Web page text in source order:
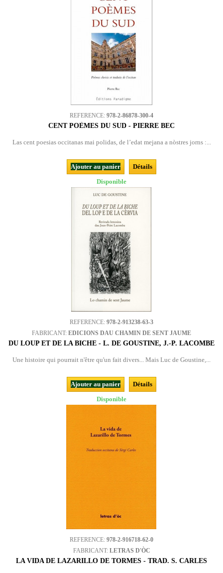
REFERENCE: 978-2-86878-300-4
CENT POÈMES DU SUD - PIERRE BEC
Las cent poesias occitanas mai polidas, de l’edat mejana a nòstres jorns :...
Ajouter au panier
Détails
Disponible
REFERENCE: 978-2-913238-63-3
FABRICANT: EDICIONS DAU CHAMIN DE SENT JAUME
DU LOUP ET DE LA BICHE - L. DE GOUSTINE, J.-P. LACOMBE
Une histoire qui pourrait n'être qu'un fait divers... Mais Luc de Goustine,...
Ajouter au panier
Détails
Disponible
REFERENCE: 978-2-916718-62-0
FABRICANT: LETRAS D'ÒC
LA VIDA DE LAZARILLO DE TORMES - TRAD. S. CARLES